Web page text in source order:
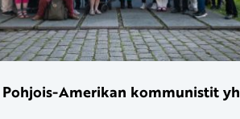
Amerikan kommunistit